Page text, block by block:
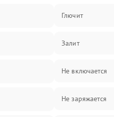
Глючит
Залит
Не включается
Не заряжается